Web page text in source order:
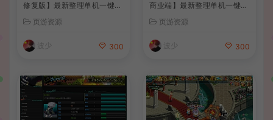
修复版】最新整理单机一键即
玩镜像端+Linux手工服务端
+管理后台+详细搭建教程
页游资源
波少 300
商业端】最新整理单机一键即
玩镜像端+Linux手工服务端
+管理后台+详细搭建教程+视
频教程
页游资源
波少 300